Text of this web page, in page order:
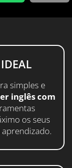
simples e
inglês com
os seus